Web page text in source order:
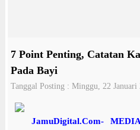
7 Point Penting, Catatan
Pada Bayi
Tanggal Posting : Minggu, 22 Januari
JamuDigital.Com-